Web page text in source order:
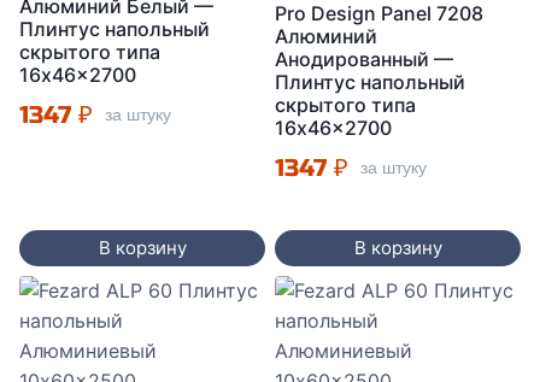
Алюминий Белый —
Плинтус напольный
скрытого типа
16x46x2700
1347 ₽ за штуку
В корзину
Pro Design Panel 7208
Алюминий
Анодированный —
Плинтус напольный
скрытого типа
16x46x2700
1347 ₽ за штуку
В корзину